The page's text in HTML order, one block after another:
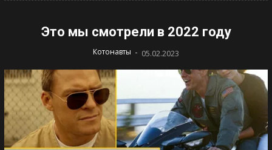
Это мы смотрели в 2022 году
Котонавты - 05.02.2023